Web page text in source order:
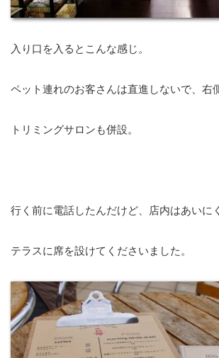
入り口を入るとこんな感じ。
ペット連れのお客さんは直進しないで、右
トリミングサロンも併設。
行く前に電話したんだけど、店内はあいに
テラスに席を設けてくださいました。